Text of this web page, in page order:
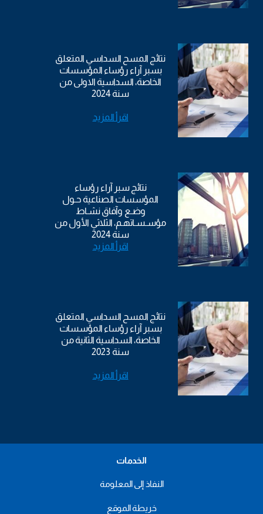
نتائج المسح السداسي المتعلق
بسبر آراء رؤساء المؤسسات
الخاصة، السداسية الاولى من
سنة 2024
اقرأ المزيد
نتائج سبر آراء رؤساء
المؤسسات الصناعية حـول
وضـع وآفاق نشـاط
مؤسـسـاتهـم، الثلاثي الأول من
سنة 2024
اقرأ المزيد
نتائج المسح السداسي المتعلق
بسبر آراء رؤساء المؤسسات
الخاصة، السداسية الثانية من
سنة 2023
اقرأ المزيد
الخدمات
النفاذ إلى المعلومة
خريطة الموقع